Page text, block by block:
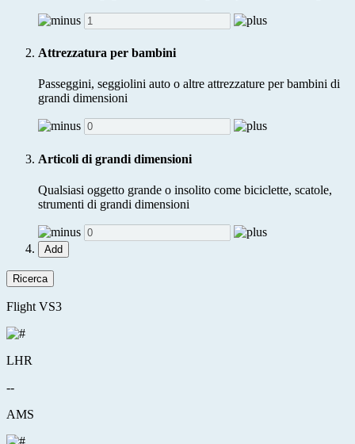
Attrezzatura per bambini
Passeggini, seggiolini auto o altre attrezzature per bambini di
grandi dimensioni
Articoli di grandi dimensioni
Qualsiasi oggetto grande o insolito come biciclette, scatole,
strumenti di grandi dimensioni
Add
Ricerca
Flight VS3
LHR
--
AMS